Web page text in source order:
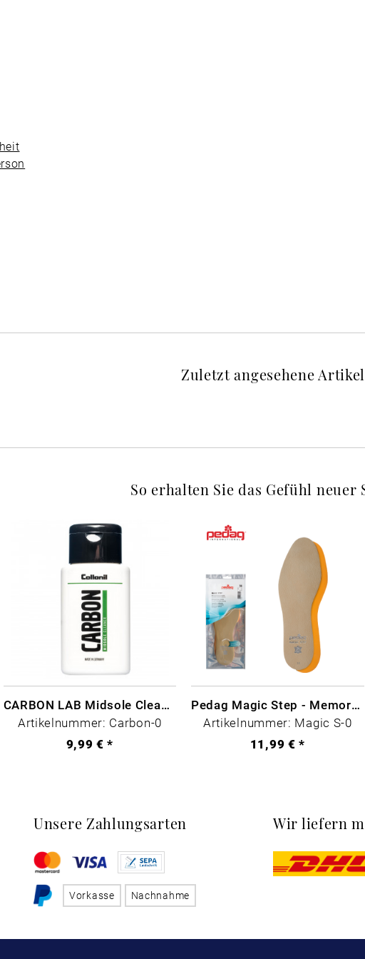
Zuletzt angesehene Artikel
So erhalten Sie das Gefühl neuer
CARBON LAB Midsole Cleaner
Artikelnummer: Carbon-0
9,99 € *
Pedag Magic Step - Memory Schaum
Artikelnummer: Magic S-0
11,99 € *
Unsere Zahlungsarten
Vorkasse Nachnahme
Wir liefern